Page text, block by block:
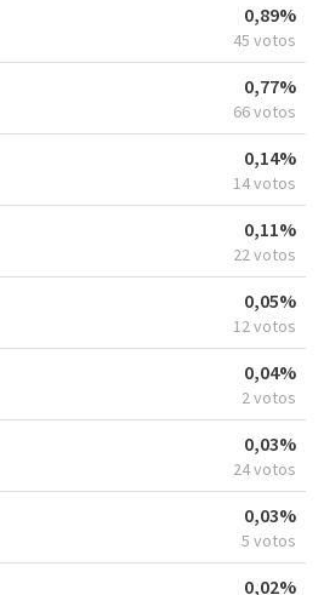
0,89%
45 votos
0,77%
66 votos
0,14%
14 votos
0,11%
22 votos
0,05%
12 votos
0,04%
2 votos
0,03%
24 votos
0,03%
5 votos
0,02%